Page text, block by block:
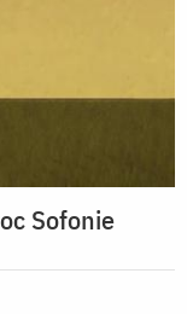
Sofonie